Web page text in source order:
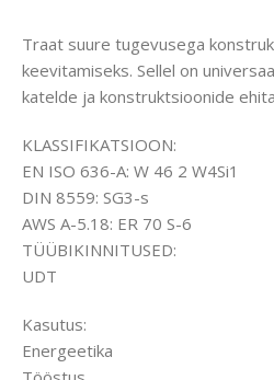
Traat suure tugevusega
keevitamiseks. Sellel on
katelde ja konstruktsioonide
KLASSIFIKATSIOON:
EN ISO 636-A: W 46 2 W4Si1
DIN 8559: SG3-s
AWS A-5.18: ER 70 S-6
TÜÜBIKINNITUSED:
UDT
Kasutus:
Energeetika